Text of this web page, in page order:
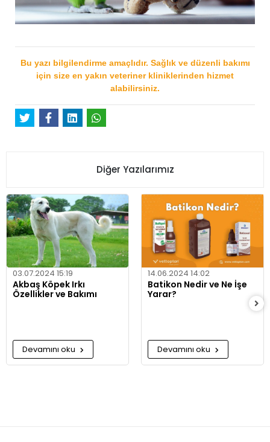
Bu yazı bilgilendirme amaçlıdır. Sağlık ve düzenli bakımı
için size en yakın veteriner kliniklerinden hizmet
alabilirsiniz.
Diğer Yazılarımız
03.07.2024 15:19
Akbaş Köpek Irkı
Özellikler ve Bakımı
Devamını oku
14.06.2024 14:02
Batikon Nedir ve Ne İşe
Yarar?
Devamını oku